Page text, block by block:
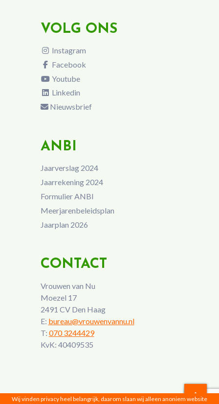
VOLG ONS
Instagram
Facebook
Youtube
Linkedin
Nieuwsbrief
ANBI
Jaarverslag 2024
Jaarrekening 2024
Formulier ANBI
Meerjarenbeleidsplan
Jaarplan 2026
CONTACT
Vrouwen van Nu
Moezel 17
2491 CV Den Haag
E: bureau@vrouwenvannu.nl
T: 070 3244429
KvK: 40409535
Wij vinden privacy heel belangrijk, daarom slaan wij alleen anoniem website